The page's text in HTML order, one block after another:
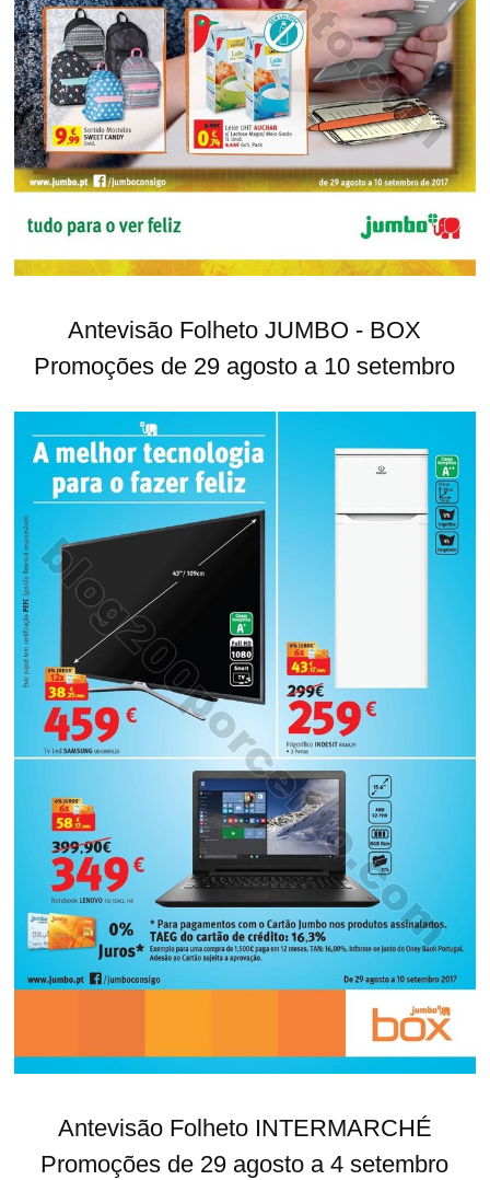
Antevisão Folheto JUMBO - BOX
Promoções de 29 agosto a 10 setembro
Antevisão Folheto INTERMARCHÉ
Promoções de 29 agosto a 4 setembro